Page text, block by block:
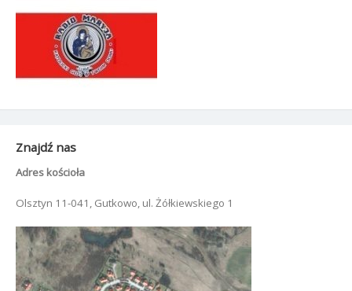
Znajdź nas
Adres kościoła
Olsztyn 11-041, Gutkowo, ul. Żółkiewskiego 1